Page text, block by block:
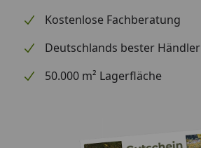
Kostenlose Fachberatung
Deutschlands bester Händler
50.000 m² Lagerfläche